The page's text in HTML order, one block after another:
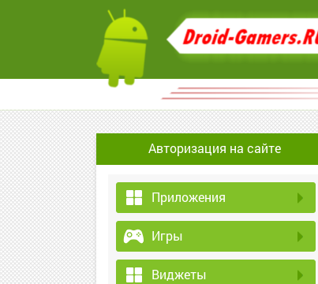
Авторизация на сайте
Приложения
Игры
Виджеты